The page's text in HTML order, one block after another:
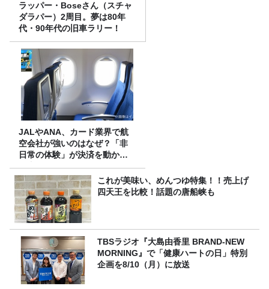
ラッパー・Boseさん（スチャ
ダラパー）2周目。夢は80年
代・90年代の旧車ラリー！
JALやANA、カード業界で航
空会社が強いのはなぜ？「非
日常の体験」が決済を動かす
理由
これが美味い、めんつゆ特集！！売上げ
四天王を比較！話題の唐船峡も
TBSラジオ『大島由香里 BRAND-NEW
MORNING』で「健康ハートの日」特別
企画を8/10（月）に放送